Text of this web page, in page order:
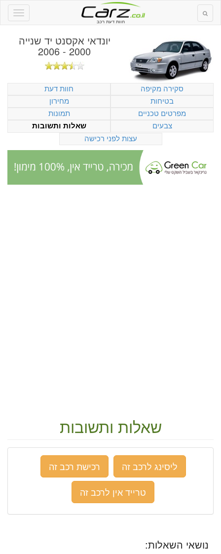
חוות דעת רכב
יונדאי אקסנט יד שנייה
2000 - 2006
סקירה מקיפה
חוות דעת
בטיחות
מחירון
מפרטים טכניים
תמונות
צבעים
שאלות ותשובות
עצות לפני רכישה
שאלות ותשובות
ליסינג לרכב זה
רכישת רכב זה
טרייד אין לרכב זה
נושאי השאלות: